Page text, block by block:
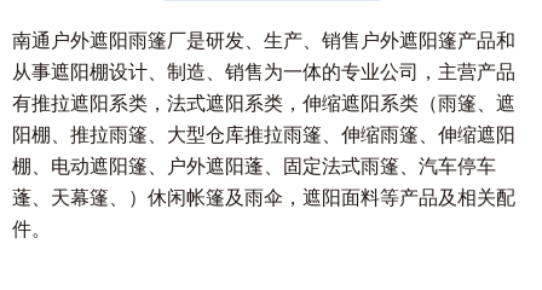
南通户外遮阳雨篷厂是研发、生产、销售户外遮阳篷产品和
从事遮阳棚设计、制造、销售为一体的专业公司，主营产品
有推拉遮阳系类，法式遮阳系类，伸缩遮阳系类（雨篷、遮
阳棚、推拉雨篷、大型仓库推拉雨篷、伸缩雨篷、伸缩遮阳
棚、电动遮阳篷、户外遮阳蓬、固定法式雨篷、汽车停车
蓬、天幕篷、）休闲帐篷及雨伞，遮阳面料等产品及相关配
件。